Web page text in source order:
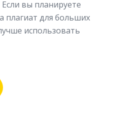
вы планируете
плагиат для больших
использовать